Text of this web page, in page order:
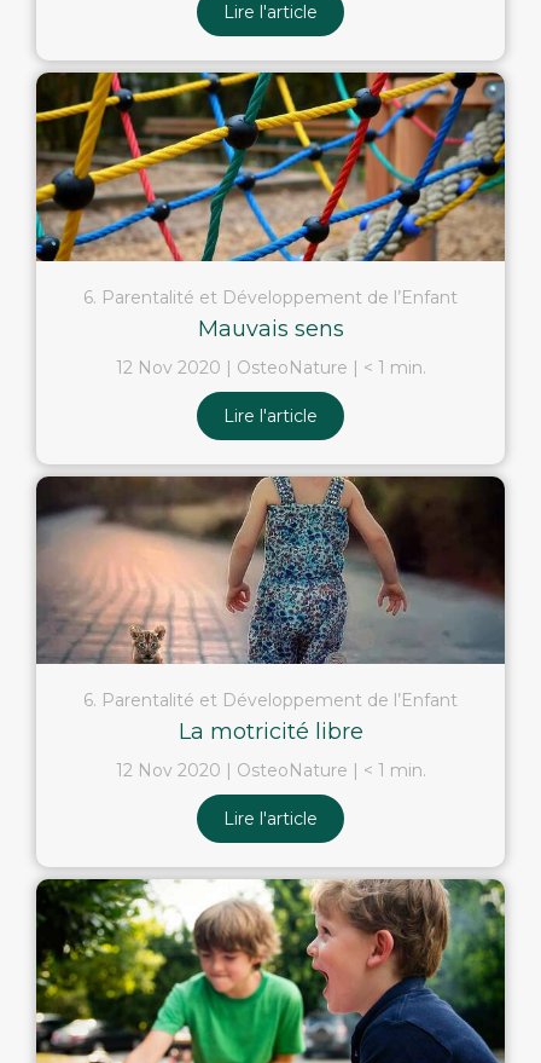
Lire l'article
6. Parentalité et Développement de l’Enfant
Mauvais sens
12 Nov 2020 OsteoNature < 1 min.
Lire l'article
6. Parentalité et Développement de l’Enfant
La motricité libre
12 Nov 2020 OsteoNature < 1 min.
Lire l'article